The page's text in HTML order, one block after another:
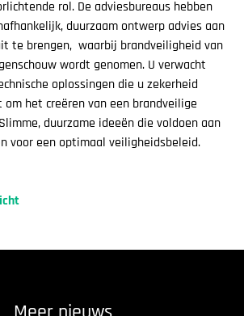
rol. De adviesbureaus hebben
duurzaam ontwerp advies aan
te brengen, waarbij brandveiligheid van
wordt genomen. U verwacht
oplossingen die u zekerheid
om het creëren van een brandveilige
duurzame ideeën die voldoen aan
voor een optimaal veiligheidsbeleid.